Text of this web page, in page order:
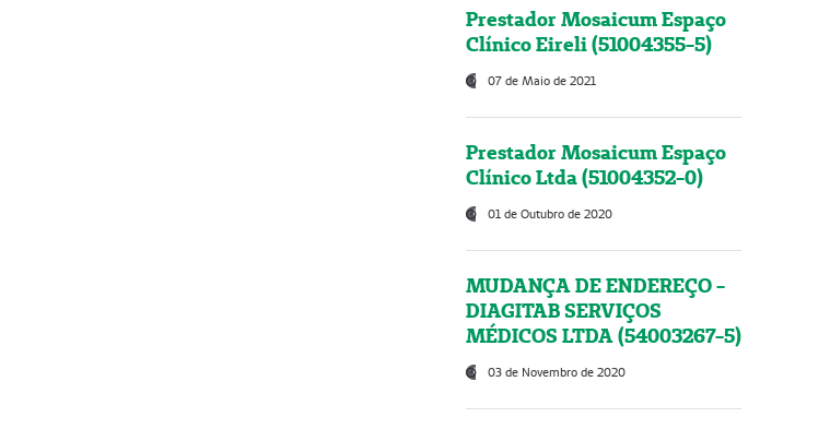
Prestador Mosaicum Espaço
Clínico Eireli (51004355-5)
07 de Maio de 2021
Prestador Mosaicum Espaço
Clínico Ltda (51004352-0)
01 de Outubro de 2020
MUDANÇA DE ENDEREÇO -
DIAGITAB SERVIÇOS
MÉDICOS LTDA (54003267-5)
03 de Novembro de 2020